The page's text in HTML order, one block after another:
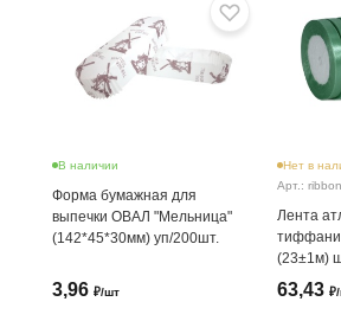
В наличии
Форма бумажная для
выпечки ОВАЛ "Мельница"
(142*45*30мм) уп/200шт.
3,96 ₽/шт
Нет в
Арт.:
Лента
тиффани
(23±1м)
63,43